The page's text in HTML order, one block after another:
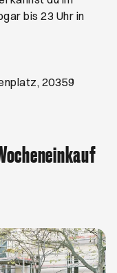
bis 23 Uhr in
Browser-Tab
20359